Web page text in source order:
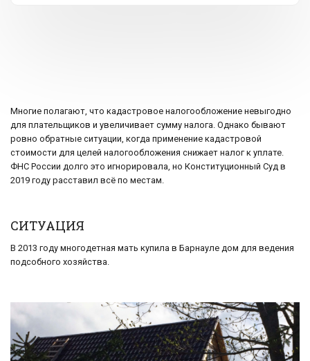
Многие полагают, что кадастровое налогообложение невыгодно
для плательщиков и увеличивает сумму налога. Однако бывают
ровно обратные ситуации, когда применение кадастровой
стоимости для целей налогообложения снижает налог к уплате.
ФНС России долго это игнорировала, но Конституционный Суд в
2019 году расставил всё по местам.
СИТУАЦИЯ
В 2013 году многодетная мать купила в Барнауле дом для ведения
подсобного хозяйства.